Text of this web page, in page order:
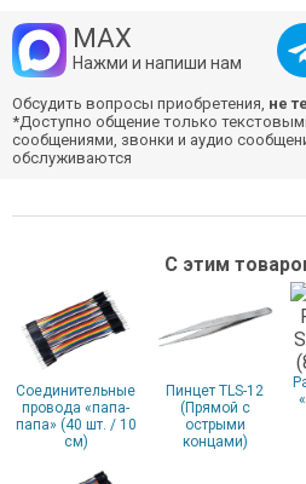
MAX
Нажми и напиши нам
Обсудить вопросы приобретения, не
*Доступно общение только
сообщениями, звонки и аудио
обслуживаются
С этим
Соединительные
провода «папа-
папа» (40 шт. / 10
см)
Пинцет TLS-12
(Прямой с
острыми
концами)